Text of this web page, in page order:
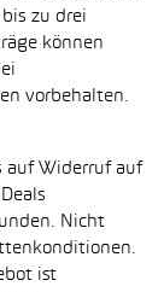
zu drei
können
vorbehalten.
auf Widerruf auf
Nicht
ist